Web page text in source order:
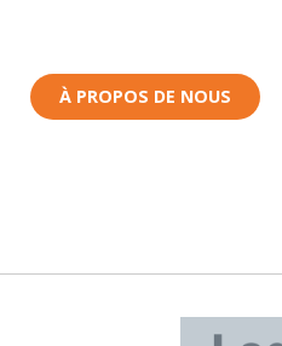
À PROPOS DE NOUS